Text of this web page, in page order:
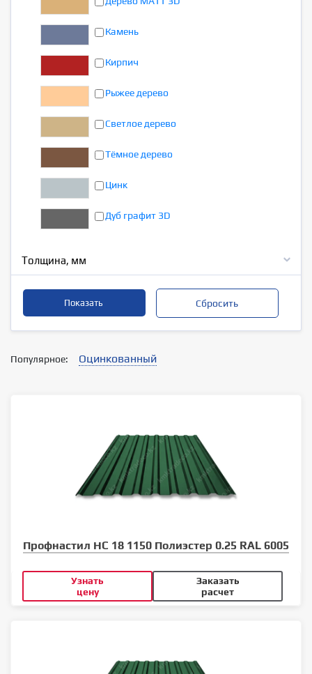
Камень
Кирпич
Рыжее дерево
Светлое дерево
Тёмное дерево
Цинк
Дуб графит 3D
Толщина, мм
Популярное: Оцинкованный
Профнастил НС 18 1150 Полиэстер 0.25 RAL 6005
Узнать
цену
Заказать
расчет